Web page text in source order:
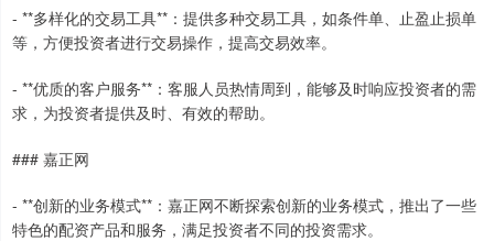
- **多样化的交易工具**：提供多种交易工具，如条件单、止盈止损单
等，方便投资者进行交易操作，提高交易效率。
- **优质的客户服务**：客服人员热情周到，能够及时响应投资者的需
求，为投资者提供及时、有效的帮助。
### 嘉正网
- **创新的业务模式**：嘉正网不断探索创新的业务模式，推出了一些
特色的配资产品和服务，满足投资者不同的投资需求。